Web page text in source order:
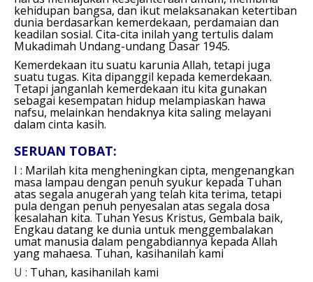
kehidupan bangsa, dan ikut melaksanakan ketertiban
dunia berdasarkan kemerdekaan, perdamaian dan
keadilan sosial. Cita-cita inilah yang tertulis dalam
Mukadimah Undang-undang Dasar 1945.
Kemerdekaan itu suatu karunia Allah, tetapi juga
suatu tugas. Kita dipanggil kepada kemerdekaan.
Tetapi janganlah kemerdekaan itu kita gunakan
sebagai kesempatan hidup melampiaskan hawa
nafsu, melainkan hendaknya kita saling melayani
dalam cinta kasih.
SERUAN TOBAT:
I : Marilah kita mengheningkan cipta, mengenangkan
masa lampau dengan penuh syukur kepada Tuhan
atas segala anugerah yang telah kita terima, tetapi
pula dengan penuh penyesalan atas segala dosa
kesalahan kita. Tuhan Yesus Kristus, Gembala baik,
Engkau datang ke dunia untuk menggembalakan
umat manusia dalam pengabdiannya kepada Allah
yang mahaesa. Tuhan, kasihanilah kami
U : Tuhan, kasihanilah kami